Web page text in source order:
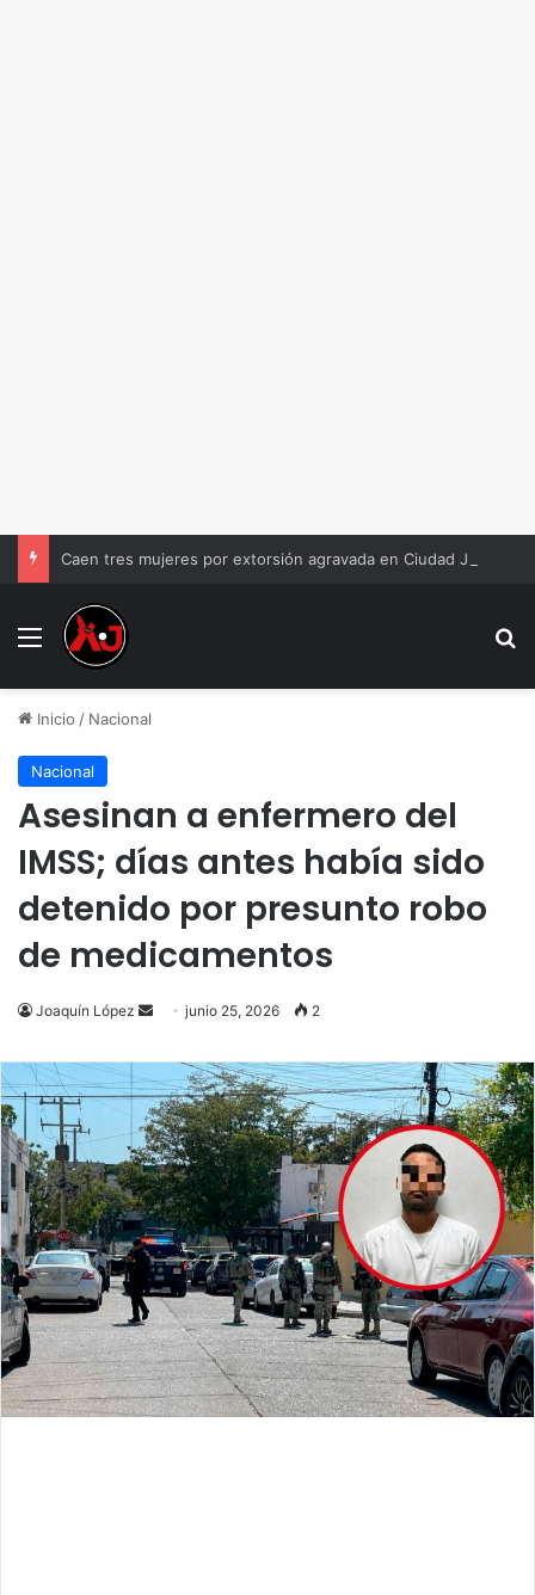
Menu
Inicio / Nacional
Nacional
Asesinan a enfermero del
IMSS; días antes había sido
detenido por presunto robo
de medicamentos
Joaquín López
Send
email
junio 25, 2026 2